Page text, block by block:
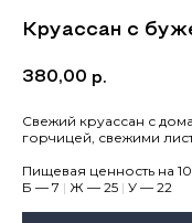
Круассан с
380,00 р.
Свежий круассан с
горчицей, свежими
Пищевая ценность на
Б — 7 | Ж — 25 | У — 22